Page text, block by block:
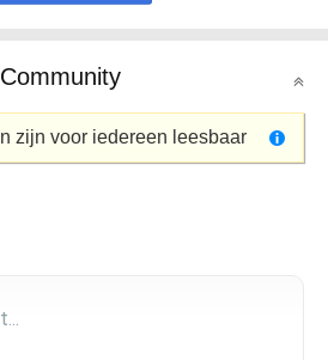
Community
zijn voor iedereen leesbaar